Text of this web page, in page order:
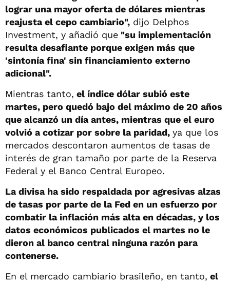
lograr una mayor oferta de dólares mientras
reajusta el cepo cambiario", dijo Delphos
Investment, y añadió que "su implementación
resulta desafiante porque exigen más que
'sintonía fina' sin financiamiento externo
adicional".
Mientras tanto, el índice dólar subió este
martes, pero quedó bajo del máximo de 20 años
que alcanzó un día antes, mientras que el euro
volvió a cotizar por sobre la paridad, ya que los
mercados descontaron aumentos de tasas de
interés de gran tamaño por parte de la Reserva
Federal y el Banco Central Europeo.
La divisa ha sido respaldada por agresivas alzas
de tasas por parte de la Fed en un esfuerzo por
combatir la inflación más alta en décadas, y los
datos económicos publicados el martes no le
dieron al banco central ninguna razón para
contenerse.
En el mercado cambiario brasileño, en tanto, el